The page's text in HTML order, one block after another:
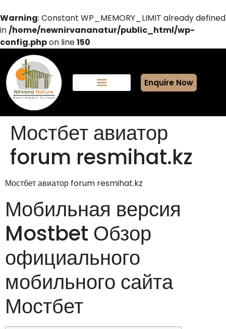
Warning: Constant WP_MEMORY_LIMIT already defined
in/home/newnirvananatur/public_html/wp-
config.phpon line150
Enquire Now
Мостбет авиатор
forum resmihat.kz
Мостбет авиатор forum resmihat.kz
Мобильная версия
Mostbet Обзор
официального
мобильного сайта
Мостбет